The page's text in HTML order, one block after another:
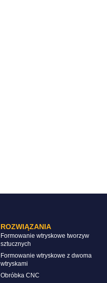
ROZWIĄZANIA
Formowanie wtryskowe tworzyw
sztucznych
Formowanie wtryskowe z dwoma
wtryskami
Obróbka CNC